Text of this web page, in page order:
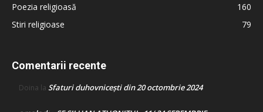
Poezia religioasă
160
Stiri religioase
79
Comentarii recente
Doina la Sfaturi duhovnicești din 20 octombrie 2024